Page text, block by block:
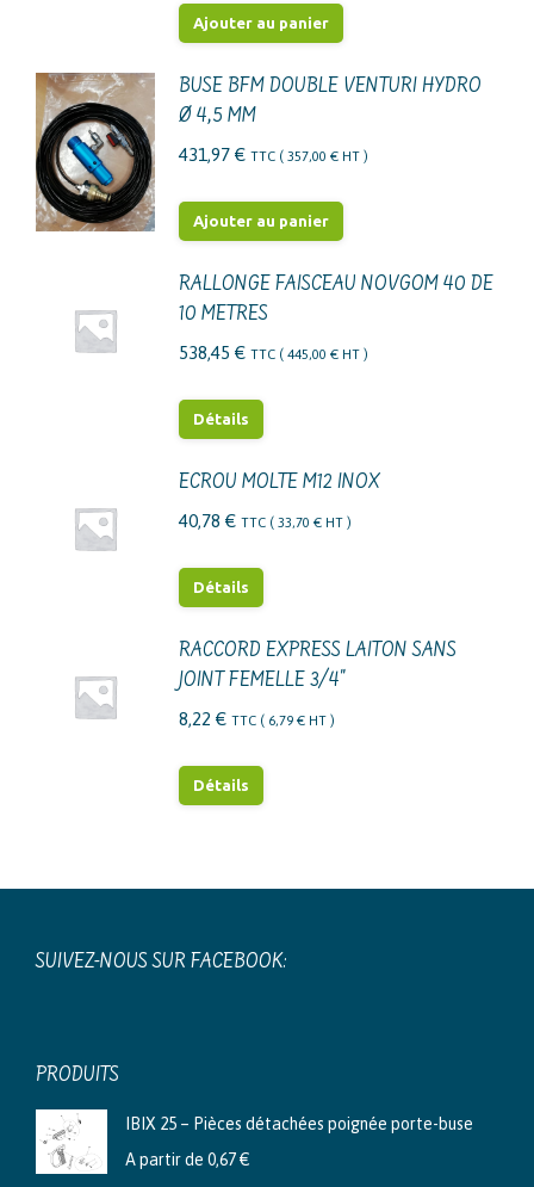
Ajouter au panier
BUSE BFM DOUBLE VENTURI HYDRO
Ø 4,5 MM
431,97 € TTC ( 357,00 € HT )
Ajouter au panier
RALLONGE FAISCEAU NOVGOM 40 DE
10 METRES
538,45 € TTC ( 445,00 € HT )
Détails
ECROU MOLTE M12 INOX
40,78 € TTC ( 33,70 € HT )
Détails
RACCORD EXPRESS LAITON SANS
JOINT FEMELLE 3/4"
8,22 € TTC ( 6,79 € HT )
Détails
SUIVEZ-NOUS SUR FACEBOOK:
PRODUITS
IBIX 25 – Pièces détachées poignée porte-buse
A partir de 0,67€